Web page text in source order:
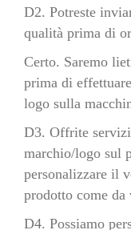
D2. Potreste
qualità prima di
Certo. Saremo
prima di
logo sulla
D3. Offrite
marchio/logo sul
personalizzare il
prodotto come da
D4. Possiamo